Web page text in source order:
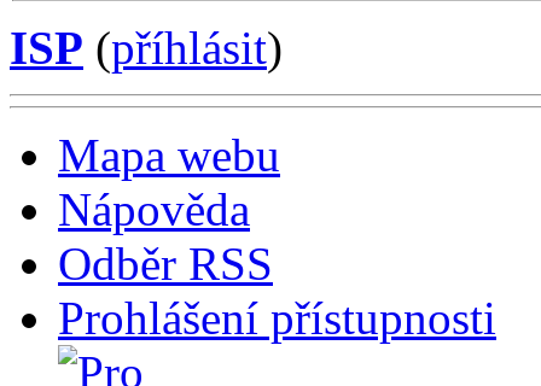
ISP (příhlásit)
Mapa webu
Nápověda
Odběr RSS
Prohlášení přístupnosti